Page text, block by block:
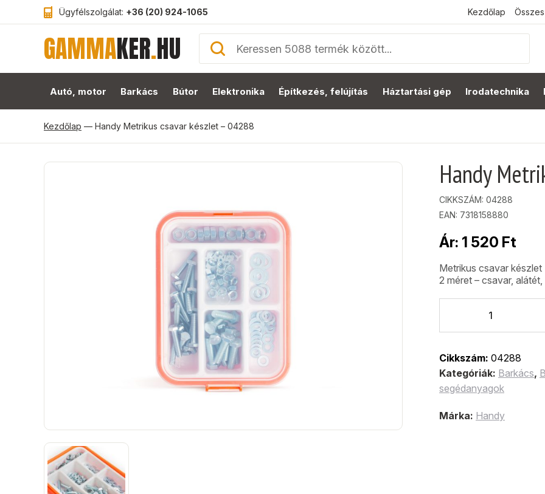
Ügyfélszolgálat: +36 (20) 924-1065 Kezdőlap
GAMMAKER.HU
Autó, motor Barkács Bútor Elektronika Építkezés, felújítás Háztartási gép Irodatechnika
Kezdőlap — Handy Metrikus csavar készlet – 04288
Handy
CIKKSZÁM: 04288
EAN: 7318158880
Ár: 1 520 Ft
Metrikus csavar készlet
2 méret – csavar,
Cikkszám: 04288
Kategóriák: Barkács,
segédanyagok
Márka: Handy